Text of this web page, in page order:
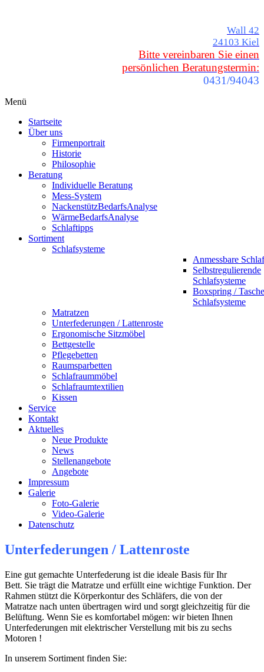
Wall 42
24103 Kiel
Bitte vereinbaren Sie einen
persönlichen Beratungstermin:
0431/94043
Menü
Startseite
Über uns
Firmenportrait
Historie
Philosophie
Beratung
Individuelle Beratung
Mess-System
NackenstützBedarfsAnalyse
WärmeBedarfsAnalyse
Schlaftipps
Sortiment
Schlafsysteme
Anmessbare
Selbstregulierende
Schlafsysteme
Boxspring /
Schlafsysteme
Matratzen
Unterfederungen / Lattenroste
Ergonomische Sitzmöbel
Bettgestelle
Pflegebetten
Raumsparbetten
Schlafraummöbel
Schlafraumtextilien
Kissen
Service
Kontakt
Aktuelles
Neue Produkte
News
Stellenangebote
Angebote
Impressum
Galerie
Foto-Galerie
Video-Galerie
Datenschutz
Unterfederungen / Lattenroste
Eine gut gemachte Unterfederung ist die ideale Basis für Ihr
Bett. Sie trägt die Matratze und erfüllt eine wichtige Funktion. Der
Rahmen stützt die Körperkontur des Schläfers, die von der
Matratze nach unten übertragen wird und sorgt gleichzeitig für die
Belüftung. Wenn Sie es komfortabel mögen: wir bieten Ihnen
Unterfederungen mit elektrischer Verstellung mit bis zu sechs
Motoren !
In unserem Sortiment finden Sie: